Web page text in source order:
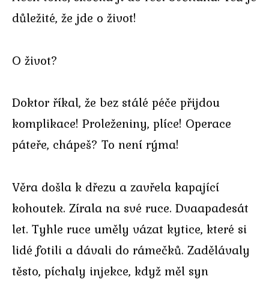
důležité, že jde o život!
O život?
Doktor říkal, že bez stálé péče přijdou
komplikace! Proleženiny, plíce! Operace
páteře, chápeš? To není rýma!
Věra došla k dřezu a zavřela kapající
kohoutek. Zírala na své ruce. Dvaapadesát
let. Tyhle ruce uměly vázat kytice, které si
lidé fotili a dávali do rámečků. Zadělávaly
těsto, píchaly injekce, když měl syn